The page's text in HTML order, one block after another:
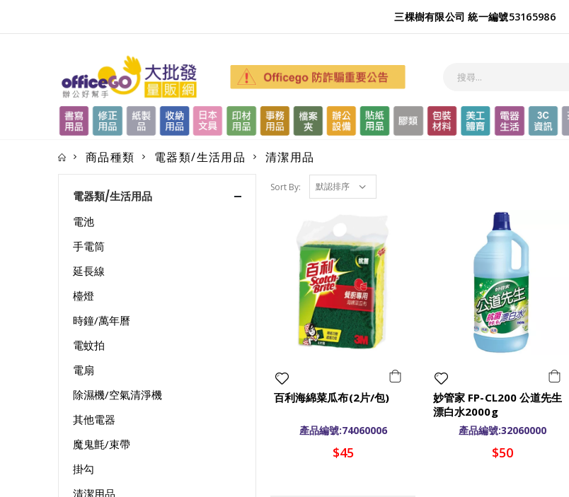
三棵樹有限公司 統一編號53165986
商品種類 電器類/生活用品 清潔用品
Sort By:
百利海綿菜瓜布(2片/包)
產品編號:74060006
$45
妙管家 FP-CL200 公道先生
漂白水2000g
產品編號:32060000
$50
電器類/生活用品
電池
手電筒
延長線
檯燈
時鐘/萬年曆
電蚊拍
電扇
除濕機/空氣清淨機
其他電器
魔鬼氈/束帶
掛勾
清潔用品